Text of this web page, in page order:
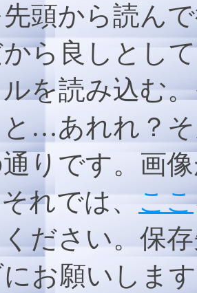
頭から読ん
ら良しとし
を読み込む
…あれれ？
りです。画
れでは、 ここ
ださい。保
お願いしま